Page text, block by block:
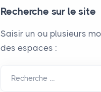
Recherche sur le site
Saisir un ou plusieurs
des espaces :
Recherche …